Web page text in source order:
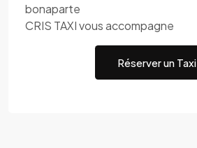
bonaparte
CRIS TAXI vous accompagne
Réserver un Taxi